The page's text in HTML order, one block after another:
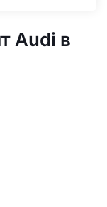
Audi в